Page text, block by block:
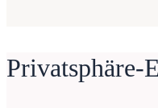
Privatsphäre-